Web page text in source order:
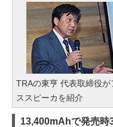
TRAの東亨 代表取締役が
ススピーカを紹介
13,400mAhで発売時